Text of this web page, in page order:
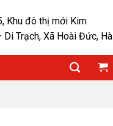
Khu đô thị mới Kim
Di Trạch, Xã Hoài Đức, Hà